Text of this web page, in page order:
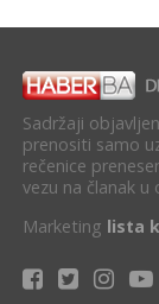
Sadržaji
prenositi samo
rečenice
vezu na članak u
Marketing lista